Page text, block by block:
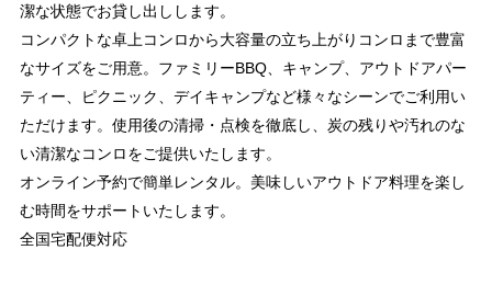
潔な状態でお貸し出しします。
コンパクトな卓上コンロから大容量の立ち上がりコンロまで豊富
なサイズをご用意。ファミリーBBQ、キャンプ、アウトドアパー
ティー、ピクニック、デイキャンプなど様々なシーンでご利用い
ただけます。使用後の清掃・点検を徹底し、炭の残りや汚れのな
い清潔なコンロをご提供いたします。
オンライン予約で簡単レンタル。美味しいアウトドア料理を楽し
む時間をサポートいたします。
全国宅配便対応